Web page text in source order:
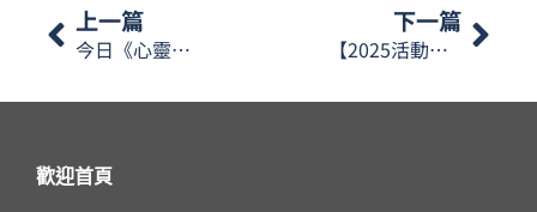
上一篇
今日《心靈手語》會講講百力滋、手指餅等等內容，一齊學下相關嘅手語：「百力滋」、手指餅」、「水泡餅」。
下一篇
【2025活動回顧】影匯戲院電影欣賞
歡迎首頁